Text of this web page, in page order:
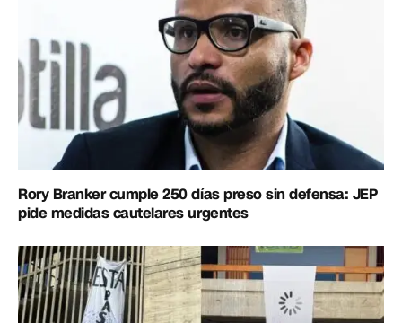
Rory Branker cumple 250 días preso sin defensa: JEP
pide medidas cautelares urgentes